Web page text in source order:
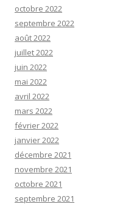
octobre 2022
septembre 2022
août 2022
juillet 2022
juin 2022
mai 2022
avril 2022
mars 2022
février 2022
janvier 2022
décembre 2021
novembre 2021
octobre 2021
septembre 2021